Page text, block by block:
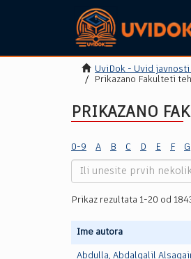
UviDok - Uvid
Prikazano Fakulteti
PRIKAZANO
0-9 A B C D E F G
Prikaz rezultata 1-20 od
Ime autora
Abdulla, Abdalgalil